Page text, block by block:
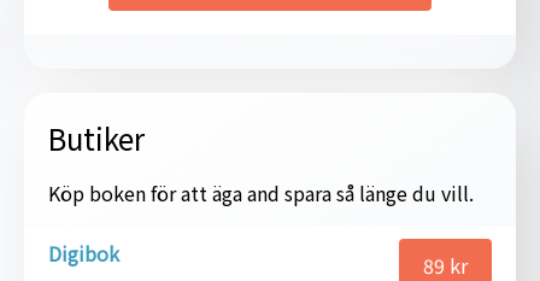
Butiker
Köp boken för att äga and spara så länge du vill.
Digibok 89 kr